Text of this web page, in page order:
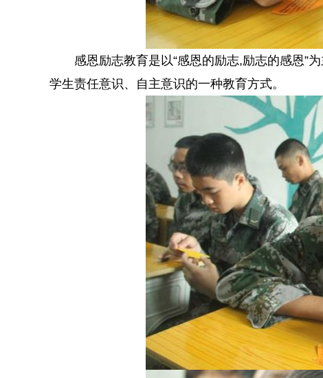
感恩励志教育是以“感恩的励志,励志的感恩”
学生责任意识、自主意识的一种教育方式。